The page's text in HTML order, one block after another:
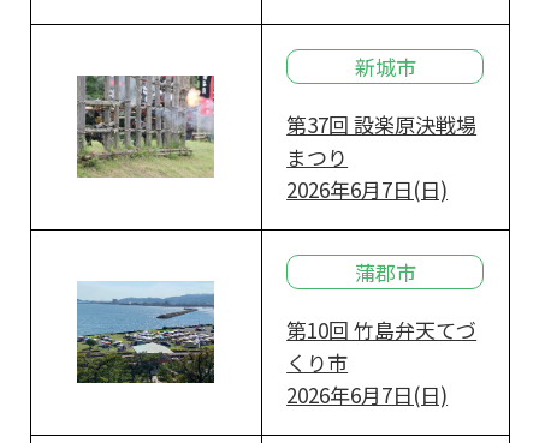
新城市
第37回 設楽原決戦場
まつり
2026年6月7日(日)
蒲郡市
第10回 竹島弁天てづ
くり市
2026年6月7日(日)